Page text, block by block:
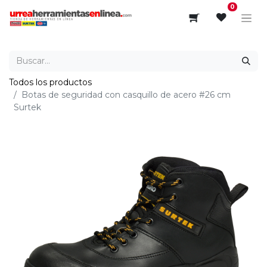
0
Todos los productos
Botas de seguridad con casquillo de acero #26 cm
Surtek